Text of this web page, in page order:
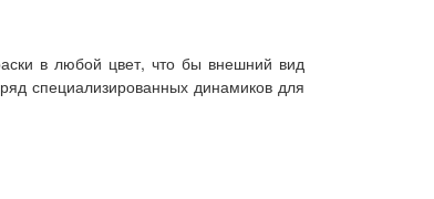
в любой цвет, что бы внешний вид
специализированных динамиков для